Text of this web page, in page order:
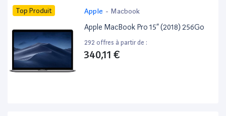
Top Produit Apple - Macbook
Apple MacBook Pro 15” (2018) 256Go
292 offres à partir de :
340,11 €